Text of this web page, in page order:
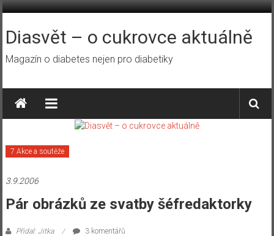
Přeskočit
obsah
Diasvět – o cukrovce aktuálně
Magazín o diabetes nejen pro diabetiky
7 Akce a soutěže
3.9.2006
Pár obrázků ze svatby šéfredaktorky
Přidal: Jitka 3 komentářů